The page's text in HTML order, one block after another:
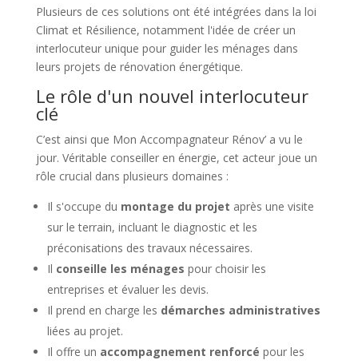
Plusieurs de ces solutions ont été intégrées dans la loi
Climat et Résilience, notamment l'idée de créer un
interlocuteur unique pour guider les ménages dans
leurs projets de rénovation énergétique.
Le rôle d'un nouvel interlocuteur
clé
C’est ainsi que Mon Accompagnateur Rénov’ a vu le
jour. Véritable conseiller en énergie, cet acteur joue un
rôle crucial dans plusieurs domaines :
Il s'occupe du montage du projet après une visite
sur le terrain, incluant le diagnostic et les
préconisations des travaux nécessaires.
Il conseille les ménages pour choisir les
entreprises et évaluer les devis.
Il prend en charge les démarches administratives
liées au projet.
Il offre un accompagnement renforcé pour les